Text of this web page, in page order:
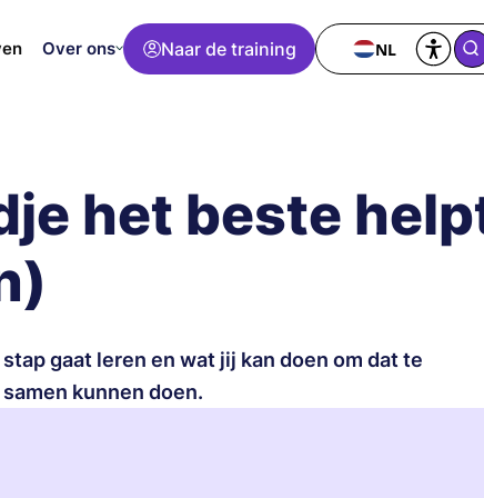
Over ons Naar de training NL
het beste
gaat leren en wat jij kan doen om dat te
kunnen doen.